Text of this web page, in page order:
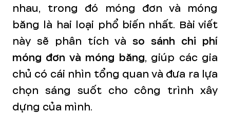
nhau, trong đó móng đơn và móng
băng là hai loại phổ biến nhất. Bài viết
này sẽ phân tích và so sánh chi phí
móng đơn và móng băng, giúp các gia
chủ có cái nhìn tổng quan và đưa ra lựa
chọn sáng suốt cho công trình xây
dựng của mình.